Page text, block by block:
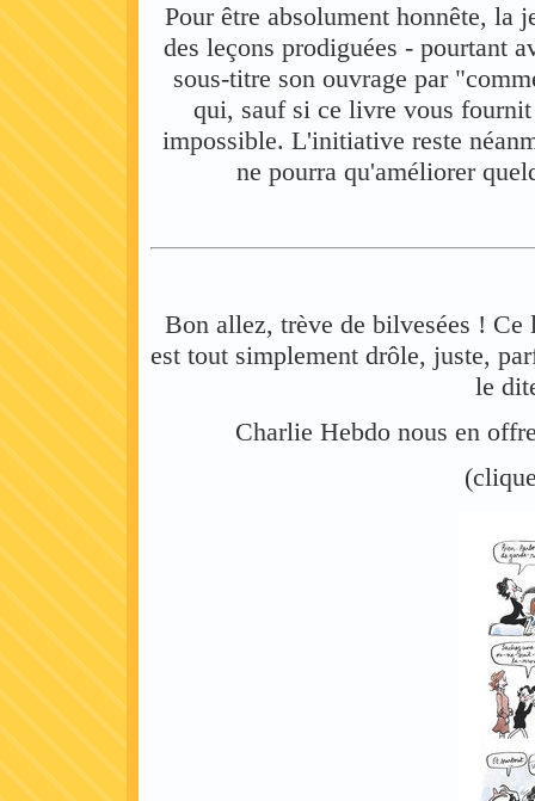
Pour être absolument honnête, la
des leçons prodiguées - pourtant
sous-titre son ouvrage par
qui, sauf si ce livre vous
impossible. L'initiative reste
ne pourra qu'améliorer
Bon allez, trève de bilvesées !
est tout simplement drôle, juste,
le
Charlie Hebdo nous en